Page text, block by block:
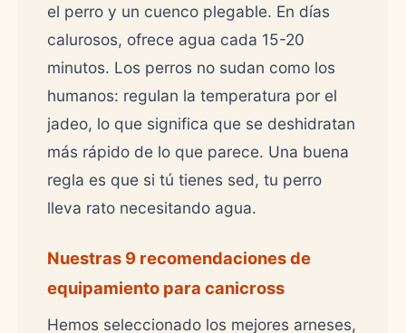
el perro y un cuenco plegable. En días
calurosos, ofrece agua cada 15-20
minutos. Los perros no sudan como los
humanos: regulan la temperatura por el
jadeo, lo que significa que se deshidratan
más rápido de lo que parece. Una buena
regla es que si tú tienes sed, tu perro
lleva rato necesitando agua.
Nuestras 9 recomendaciones de
equipamiento para canicross
Hemos seleccionado los mejores arneses,